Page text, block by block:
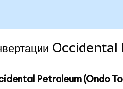
Petroleum (Ondo